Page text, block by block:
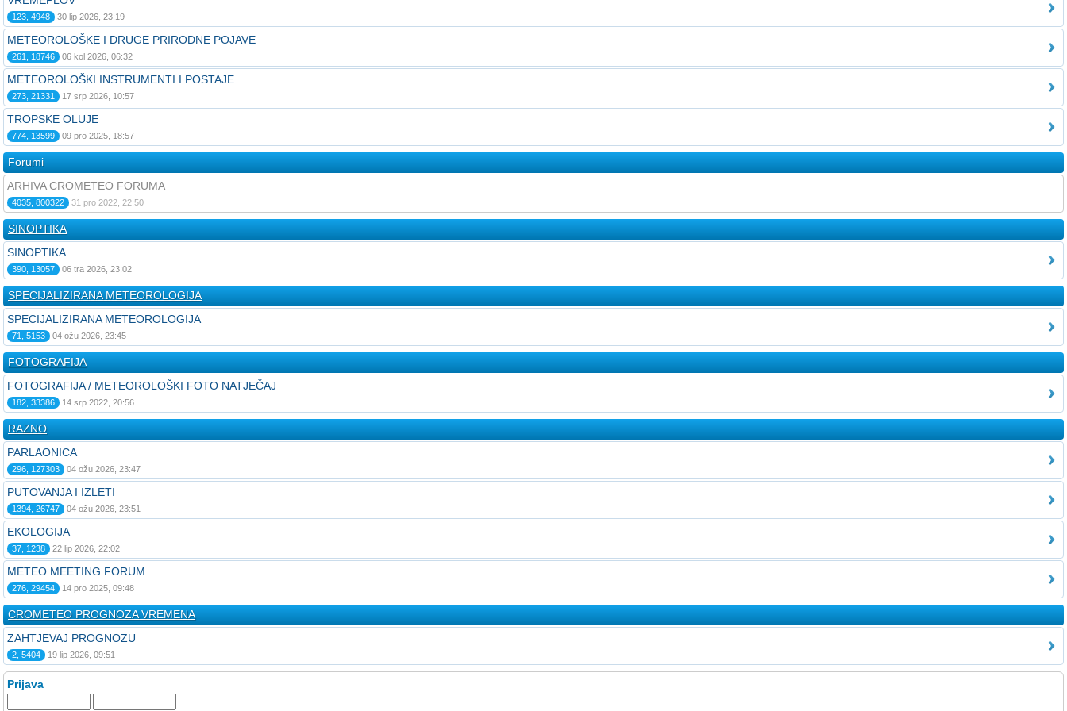
123, 4948 30 lip 2026, 23:19
METEOROLOŠKE I DRUGE PRIRODNE POJAVE
261, 18746 06 kol 2026, 06:32
METEOROLOŠKI INSTRUMENTI I POSTAJE
273, 21331 17 srp 2026, 10:57
TROPSKE OLUJE
774, 13599 09 pro 2025, 18:57
Forumi
ARHIVA CROMETEO FORUMA
4035, 800322 31 pro 2022, 22:50
SINOPTIKA
SINOPTIKA
390, 13057 06 tra 2026, 23:02
SPECIJALIZIRANA METEOROLOGIJA
SPECIJALIZIRANA METEOROLOGIJA
71, 5153 04 ožu 2026, 23:45
FOTOGRAFIJA
FOTOGRAFIJA / METEOROLOŠKI FOTO NATJEČAJ
182, 33386 14 srp 2022, 20:56
RAZNO
PARLAONICA
296, 127303 04 ožu 2026, 23:47
PUTOVANJA I IZLETI
1394, 26747 04 ožu 2026, 23:51
EKOLOGIJA
37, 1238 22 lip 2026, 22:02
METEO MEETING FORUM
276, 29454 14 pro 2025, 09:48
CROMETEO PROGNOZA VREMENA
ZAHTJEVAJ PROGNOZU
2, 5404 19 lip 2026, 09:51
Prijava